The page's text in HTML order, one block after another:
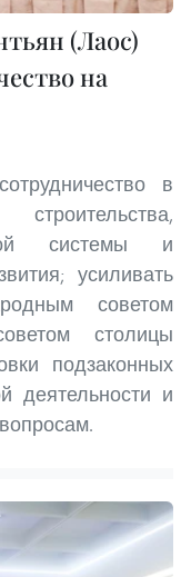
(Лаос)
на
в
системы и
усиливать
советом
столицы
подзаконных
деятельности и